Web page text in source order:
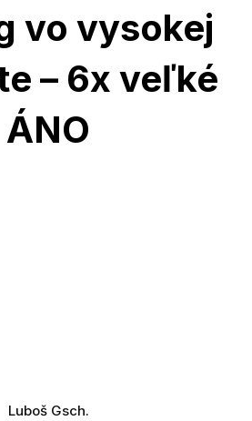
vo vysokej
– 6x veľké
ÁNO
Luboš Gsch.